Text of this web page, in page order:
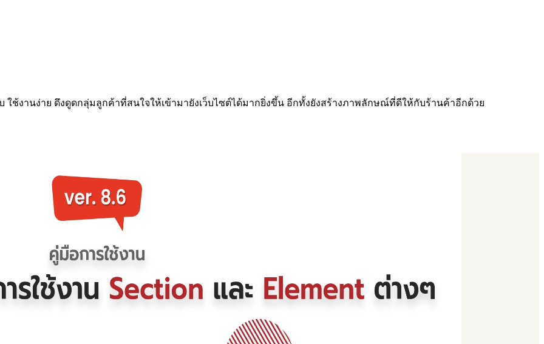
ใช้งานง่าย ดึงดูดกลุ่มลูกค้าที่สนใจให้เข้ามายังเว็บไซต์ได้มากยิ่งขึ้น อีกทั้งยังสร้างภาพลักษณ์ที่ดีให้กับร้านค้าอีกด้วย